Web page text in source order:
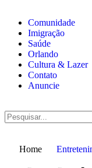
Comunidade
Imigração
Saúde
Orlando
Cultura & Lazer
Contato
Anuncie
Home